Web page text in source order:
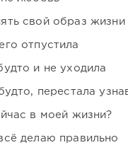
свой образ
отпустила
и не уходила
перестала
в моей жизни?
делаю правильно